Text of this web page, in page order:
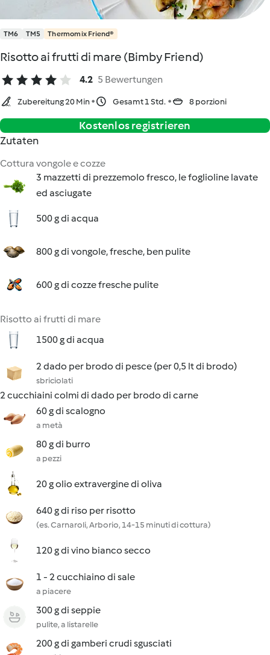
TM6 TM5 Thermomix Friend®
Risotto ai frutti di mare (Bimby Friend)
4.2 5 Bewertungen
Zubereitung 20 Min Gesamt 1 Std. 8 porzioni
Kostenlos registrieren
Zutaten
Cottura vongole e cozze
3 mazzetti di prezzemolo fresco, le foglioline lavate
ed asciugate
500 g di acqua
800 g di vongole, fresche, ben pulite
600 g di cozze fresche pulite
Risotto ai frutti di mare
1500 g di acqua
2 dado per brodo di pesce (per 0,5 lt di brodo)
sbriciolati
2 cucchiaini colmi di dado per brodo di carne
60 g di scalogno
a metà
80 g di burro
a pezzi
20 g olio extravergine di oliva
640 g di riso per risotto
(es. Carnaroli, Arborio, 14-15 minuti di cottura)
120 g di vino bianco secco
1 - 2 cucchiaino di sale
a piacere
300 g di seppie
pulite, a listarelle
200 g di gamberi crudi sgusciati